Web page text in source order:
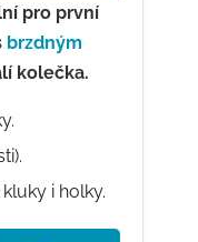
pro první
brzdným
kolečka.
i holky.